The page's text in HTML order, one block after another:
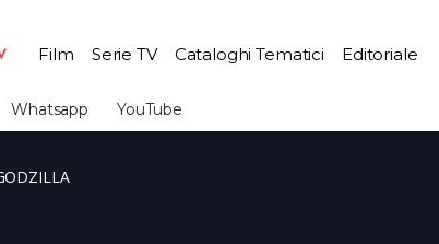
Film Serie TV Cataloghi Tematici Editoriale
Whatsapp YouTube